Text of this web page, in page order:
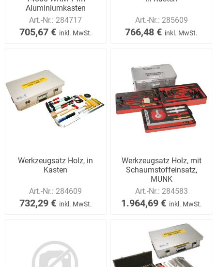
Aluminiumkasten
Art.-Nr.: 284717
705,67 € inkl. MwSt.
Art.-Nr.: 285609
766,48 € inkl. MwSt.
Werkzeugsatz Holz, in
Kasten
Art.-Nr.: 284609
732,29 € inkl. MwSt.
Werkzeugsatz Holz, mit
Schaumstoffeinsatz,
MUNK
Art.-Nr.: 284583
1.964,69 € inkl. MwSt.